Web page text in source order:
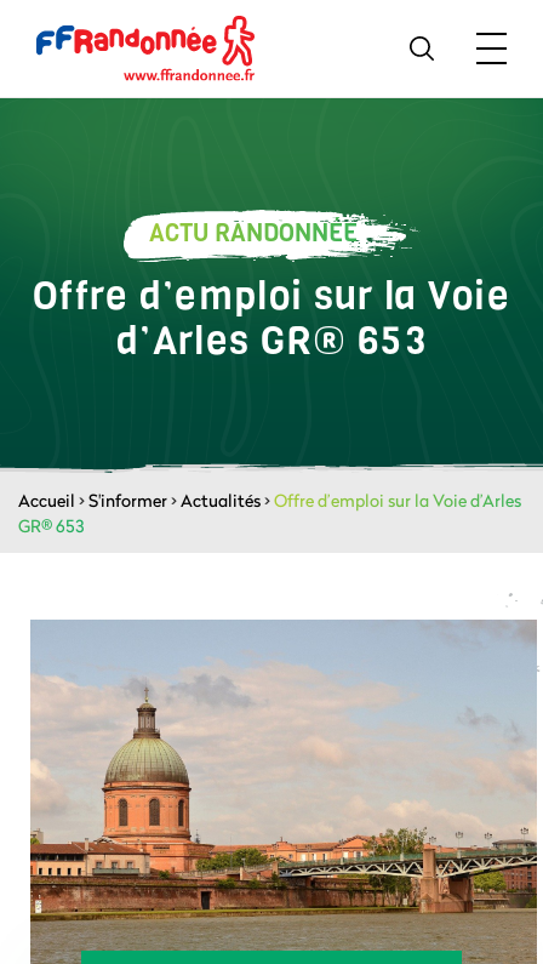
ACTU RANDONNÉE
Offre d’emploi sur la Voie
d’Arles GR® 653
Accueil >S'informer>Actualités>Offre d’emploi sur la Voie d’Arles
GR® 653